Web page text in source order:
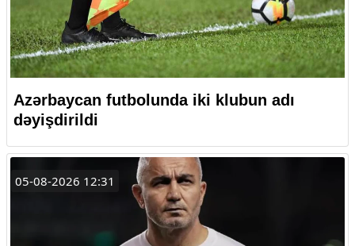
Azərbaycan futbolunda iki klubun adı
dəyişdirildi
05-08-2026 12:31